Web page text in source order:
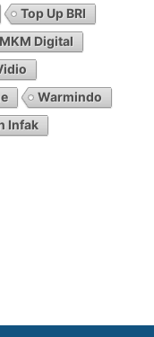
Top Up BRI
Digital
Warmindo
Infak